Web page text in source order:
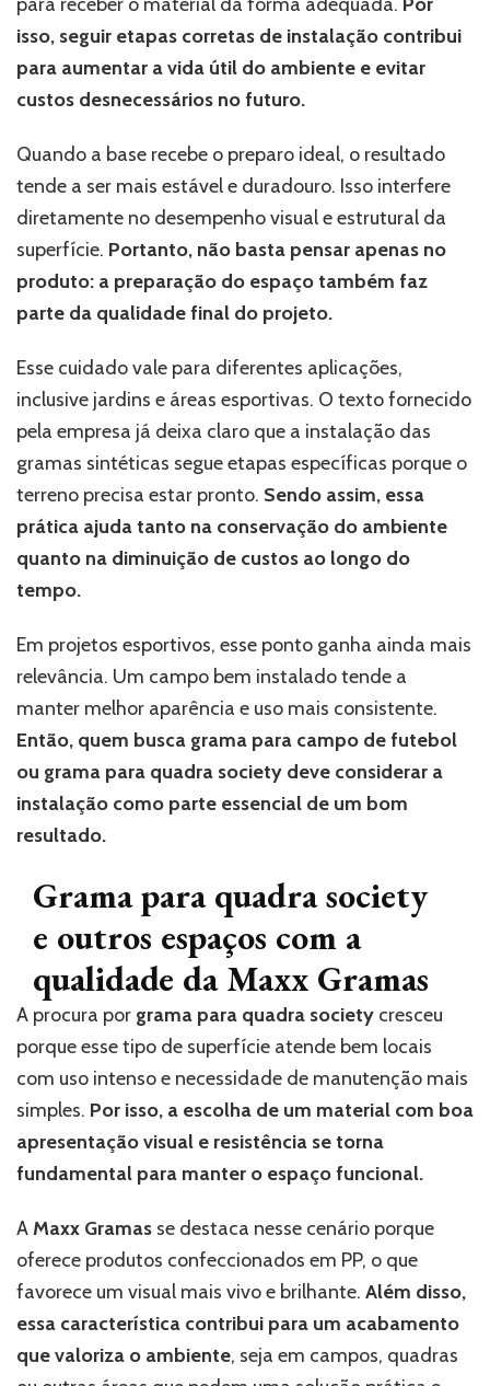
isso, seguir etapas corretas de instalação contribui
para aumentar a vida útil do ambiente e evitar
custos desnecessários no futuro.
Quando a base recebe o preparo ideal, o resultado
tende a ser mais estável e duradouro. Isso interfere
diretamente no desempenho visual e estrutural da
superfície. Portanto, não basta pensar apenas no
produto: a preparação do espaço também faz
parte da qualidade final do projeto.
Esse cuidado vale para diferentes aplicações,
inclusive jardins e áreas esportivas. O texto fornecido
pela empresa já deixa claro que a instalação das
gramas sintéticas segue etapas específicas porque o
terreno precisa estar pronto. Sendo assim, essa
prática ajuda tanto na conservação do ambiente
quanto na diminuição de custos ao longo do
tempo.
Em projetos esportivos, esse ponto ganha ainda mais
relevância. Um campo bem instalado tende a
manter melhor aparência e uso mais consistente.
Então, quem busca grama para campo de futebol
ou grama para quadra society deve considerar a
instalação como parte essencial de um bom
resultado.
Grama para quadra society
e outros espaços com a
qualidade da Maxx Gramas
A procura por grama para quadra society cresceu
porque esse tipo de superfície atende bem locais
com uso intenso e necessidade de manutenção mais
simples. Por isso, a escolha de um material com boa
apresentação visual e resistência se torna
fundamental para manter o espaço funcional.
AMaxx Gramas se destaca nesse cenário porque
oferece produtos confeccionados em PP, o que
favorece um visual mais vivo e brilhante. Além disso,
essa característica contribui para um acabamento
que valoriza o ambiente, seja em campos, quadras